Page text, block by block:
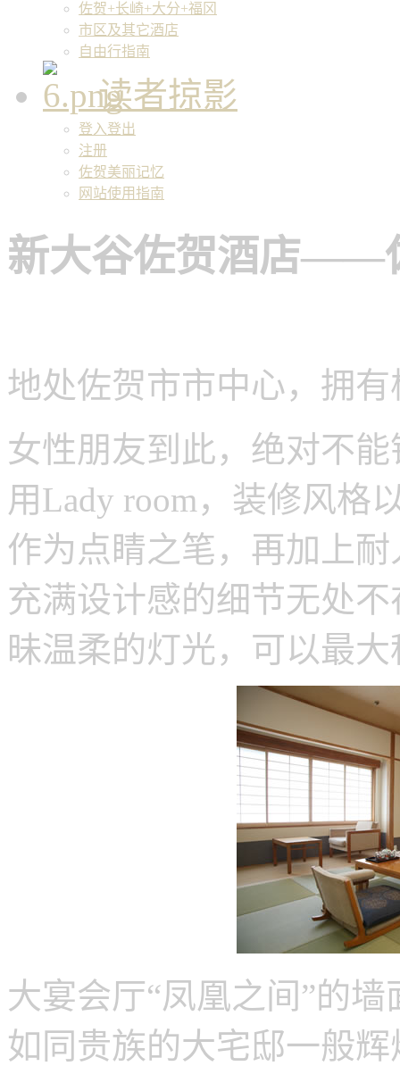
佐贺+长崎+大分+福冈
市区及其它酒店
自由行指南
读者掠影
登入登出
注册
佐贺美丽记忆
网站使用指南
新大谷佐贺酒店——
地处佐贺市市中心，拥
女性朋友到此，绝对不
用Lady room，装修风格
作为点睛之笔，再加上
充满设计感的细节无处
昧温柔的灯光，可以最
大宴会厅“凤凰之间”的
如同贵族的大宅邸一般